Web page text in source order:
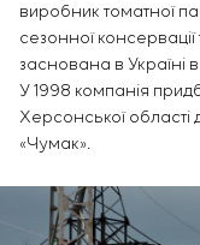
виробник томатної
сезонної
заснована в Україні
У 1998 компанія
Херсонської області
«Чумак».